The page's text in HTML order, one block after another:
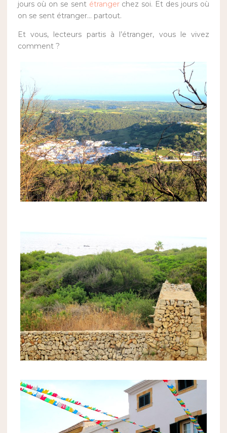
jours où on se sent étrangerchez soi. Et des jours où
on se sent étranger… partout.
Et vous, lecteurs partis à l’étranger, vous le vivez
comment ?